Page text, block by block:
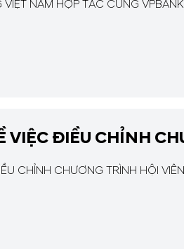
NAM HỢP TÁC CÙNG
VIỆC ĐIỀU CHỈNH
CHỈNH CHƯƠNG TRÌNH HỘI